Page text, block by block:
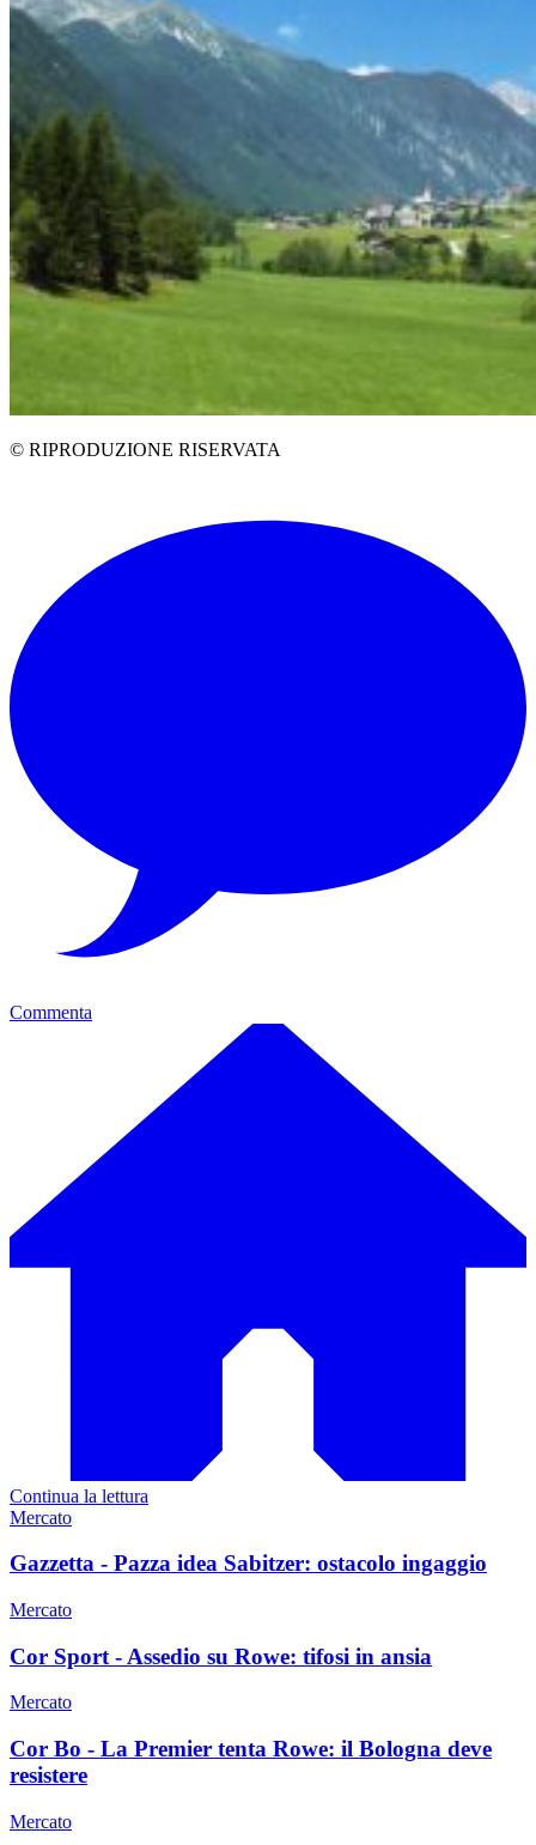
© RIPRODUZIONE RISERVATA
Commenta
Continua la lettura
Mercato
Gazzetta - Pazza idea Sabitzer: ostacolo ingaggio
Mercato
Cor Sport - Assedio su Rowe: tifosi in ansia
Mercato
Cor Bo - La Premier tenta Rowe: il Bologna deve
resistere
Mercato